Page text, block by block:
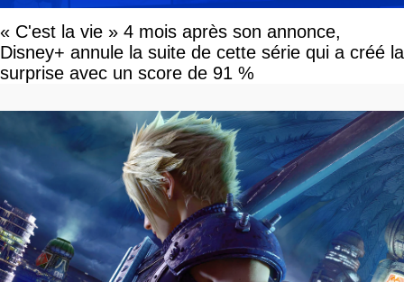
« C'est la vie » 4 mois après son annonce,
Disney+ annule la suite de cette série qui a créé la
surprise avec un score de 91 %